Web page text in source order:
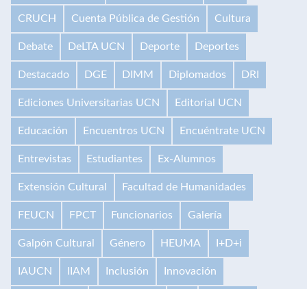
CRUCH Cuenta Pública de Gestión Cultura
Debate DeLTA UCN Deporte Deportes
Destacado DGE DIMM Diplomados DRI
Ediciones Universitarias UCN Editorial UCN
Educación Encuentros UCN Encuéntrate UCN
Entrevistas Estudiantes Ex-Alumnos
Extensión Cultural Facultad de Humanidades
FEUCN FPCT Funcionarios Galería
Galpón Cultural Género HEUMA I+D+i
IAUCN IIAM Inclusión Innovación